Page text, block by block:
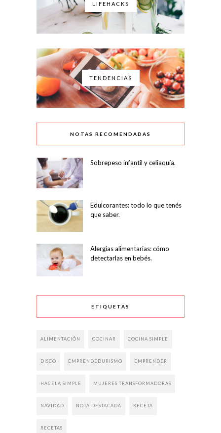
LIFEHACKS
TENDENCIAS
NOTAS RECOMENDADAS
Sobrepeso infantil y celiaquía.
Edulcorantes: todo lo que tenés
que saber.
Alergias alimentarias: cómo
detectarlas en bebés.
ETIQUETAS
ALIMENTACIÓN COCINAR COCINA SIMPLE
DISCO EMPRENDEDURISMO EMPRENDER
HACELA SIMPLE MUJERES TRANSFORMADORAS
NAVIDAD NOTA DESTACADA RECETA
RECETAS